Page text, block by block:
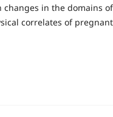
changes in the domains
correlates of